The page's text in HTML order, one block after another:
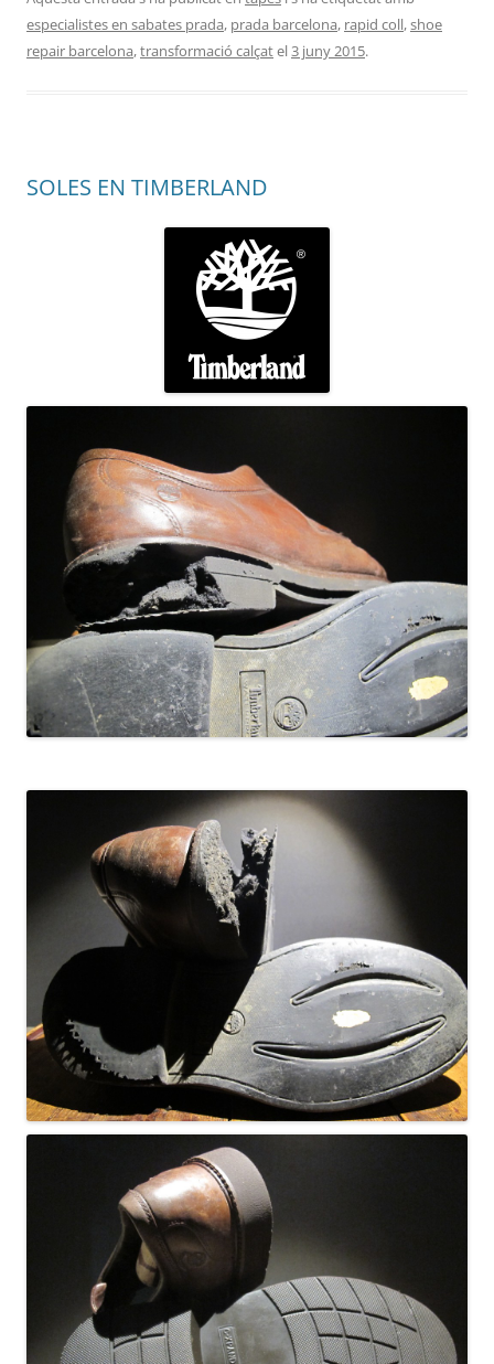
especialistes en sabates prada, prada barcelona, rapid coll,shoe
repair barcelona,transformació calçatel3 juny 2015.
SOLES EN TIMBERLAND